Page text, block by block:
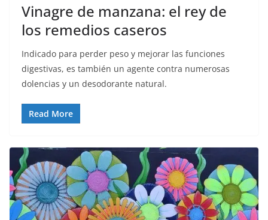
Vinagre de manzana: el rey de
los remedios caseros
Indicado para perder peso y mejorar las funciones
digestivas, es también un agente contra numerosas
dolencias y un desodorante natural.
Read More